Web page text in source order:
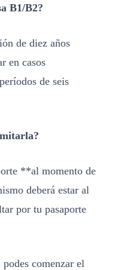
B1/B2?
de diez años
en casos
de seis
**al momento de
deberá estar al
por tu pasaporte
comenzar el